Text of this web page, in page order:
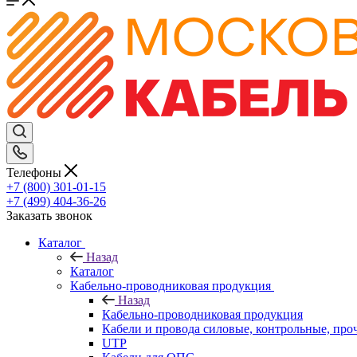
Телефоны
+7 (800) 301-01-15
+7 (499) 404-36-26
Заказать звонок
Каталог
Назад
Каталог
Кабельно-проводниковая продукция
Назад
Кабельно-проводниковая продукция
Кабели и провода силовые, контрольные,
UTP